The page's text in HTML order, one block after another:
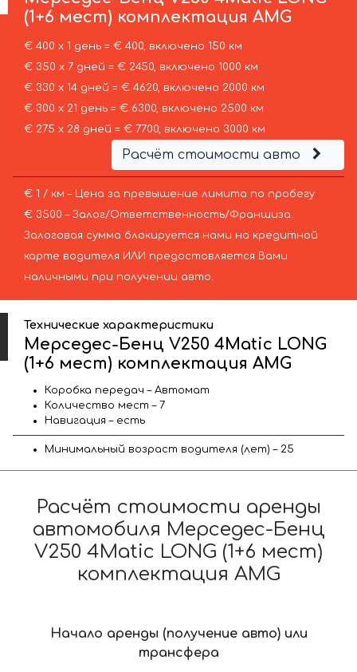
(1+6 мест) комплектация AMG
€ 400 х 1 день = € 400, включено 150 км
€ 350 х 7 дней = € 2450, включено 1000 км
€ 330 х 14 дней = € 4620, включено 2000 км
€ 300 х 21 день = € 6300, включено 2500 км
€ 275 х 28 дней = € 7700, включено 3000 км
Расчёт стоимости авто
€ 1 / км – Цена за превышение лимита по пробегу
€ 3500 – Залог/Ответственность/Франшиза.
Залоговая сумма блокируется нами на кредитной
карте водителя ИЛИ предоставляется Вами
наличными при получении авто.
Технические характеристики
Мерседес-Бенц V250 4Matic LONG
(1+6 мест) комплектация AMG
Коробка передач – Автомат
Количество мест – 7
Навигация – есть
Минимальный возраст водителя (лет) – 25
Расчёт стоимости аренды
автомобиля Мерседес-Бенц
V250 4Matic LONG (1+6 мест)
комплектация AMG
Начало аренды (получение авто) или
трансфера